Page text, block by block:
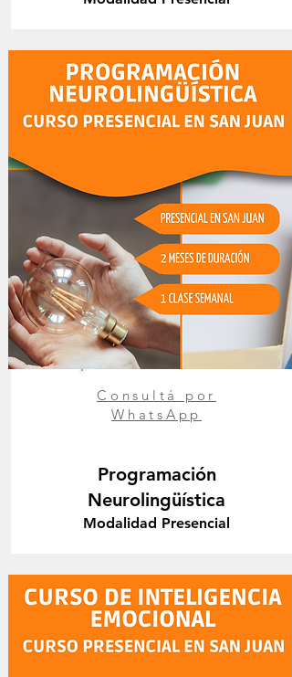
Consultá por
WhatsApp
Programación
Neurolingüística
Modalidad Presencial